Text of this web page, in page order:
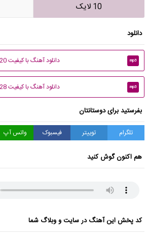
10 لایک
دانلود
mp3 دانلود آهنگ با کیفیت 320
mp3 دانلود آهنگ با کیفیت 128
بفرستید برای دوستانتان
تلگرام توییتر فیسبوک واتس آپ
هم اکنون گوش کنید
کد پخش این آهنگ در سایت و وبلاگ شما